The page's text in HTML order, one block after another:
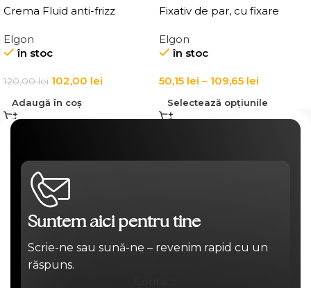
Crema Fluid anti-frizz
Slick Anti-Frizz Fluid
Elgon
în stoc
120,00lei 102,00 lei
Adaugă în coș
Fixativ de par, cu fixare
Fix It Hairspray
Elgon
în stoc
50,15 lei – 109,65 lei
Selectează opțiunile
Suntem aici pentru tine
Scrie-ne sau sună-ne – revenim rapid cu un
răspuns.